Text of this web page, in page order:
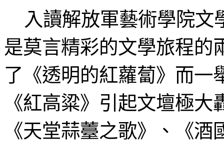
入讀解放軍藝術學院文
是莫言精彩的文學旅程的
了《透明的紅蘿蔔》而一
《紅高粱》引起文壇極
《天堂蒜薹之歌》、《